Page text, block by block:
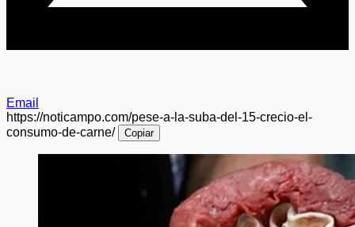
Email
https://noticampo.com/pese-a-la-suba-del-15-crecio-el-
consumo-de-carne/
Copiar